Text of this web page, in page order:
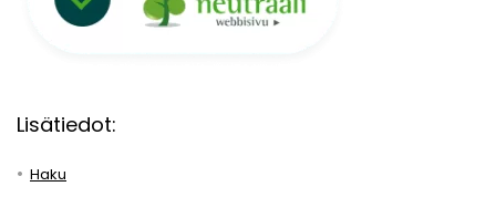
Lisätiedot:
Haku